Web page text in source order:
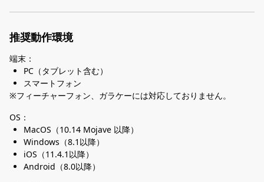
推奨動作環境
端末：
PC（タブレット含む）
スマートフォン
※フィーチャーフォン、ガラケーには対応しておりません。
OS：
MacOS（10.14 Mojave 以降）
Windows（8.1以降）
iOS（11.4.1以降）
Android（8.0以降）